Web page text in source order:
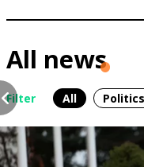
All news
Filter All Politics